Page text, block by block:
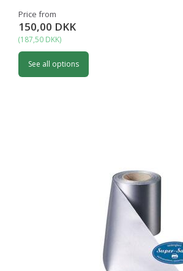
Price from
150,00 DKK
(187,50 DKK)
See all options